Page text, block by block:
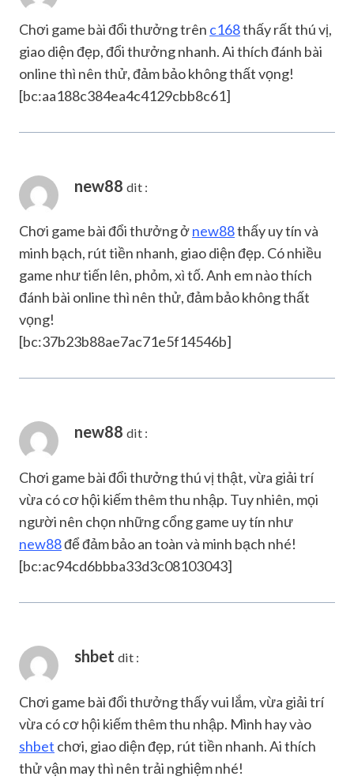
Chơi game bài đổi thưởng trên c168thấy rất thú vị,
giao diện đẹp, đổi thưởng nhanh. Ai thích đánh bài
online thì nên thử, đảm bảo không thất vọng!
[bc:aa188c384ea4c4129cbb8c61]
new88 dit :
Chơi game bài đổi thưởng ởnew88thấy uy tín và
minh bạch, rút tiền nhanh, giao diện đẹp. Có nhiều
game như tiến lên, phỏm, xì tố. Anh em nào thích
đánh bài online thì nên thử, đảm bảo không thất
vọng!
[bc:37b23b88ae7ac71e5f14546b]
new88 dit :
Chơi game bài đổi thưởng thú vị thật, vừa giải trí
vừa có cơ hội kiếm thêm thu nhập. Tuy nhiên, mọi
người nên chọn những cổng game uy tín như
new88để đảm bảo an toàn và minh bạch nhé!
[bc:ac94cd6bbba33d3c08103043]
shbet dit :
Chơi game bài đổi thưởng thấy vui lắm, vừa giải trí
vừa có cơ hội kiếm thêm thu nhập. Mình hay vào
shbet chơi, giao diện đẹp, rút tiền nhanh. Ai thích
thử vận may thì nên trải nghiệm nhé!